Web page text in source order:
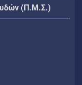
(Π.Μ.Σ.)